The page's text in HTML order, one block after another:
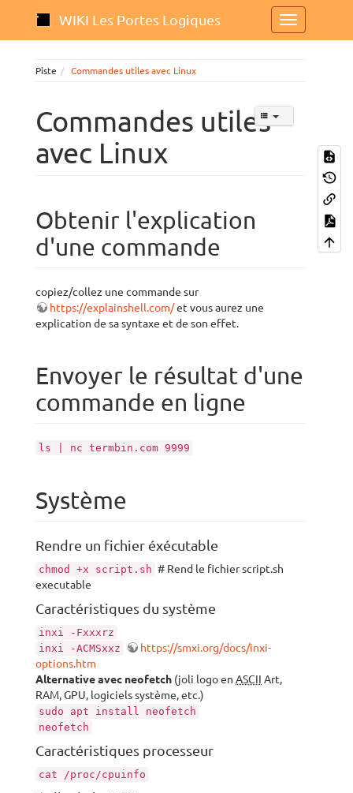
WIKI Les Portes Logiques
Piste Commandes utiles avec Linux
Commandes utiles
avec Linux
Obtenir l'explication
d'une commande
copiez/collez une commande sur
https://explainshell.com/et vous aurez une
explication de sa syntaxe et de son effet.
Envoyer le résultat d'une
commande en ligne
ls | nc termbin.com 9999
Système
Rendre un fichier éxécutable
chmod +x script.sh # Rend le fichier script.sh
executable
Caractéristiques du système
inxi -Fxxxrz
inxi -ACMSxxz
https://smxi.org/docs/inxi-
options.htm
Alternative avec neofetch (joli logo en ASCII Art,
RAM, GPU, logiciels système, etc.)
sudo apt install neofetch
neofetch
Caractéristiques processeur
cat /proc/cpuinfo